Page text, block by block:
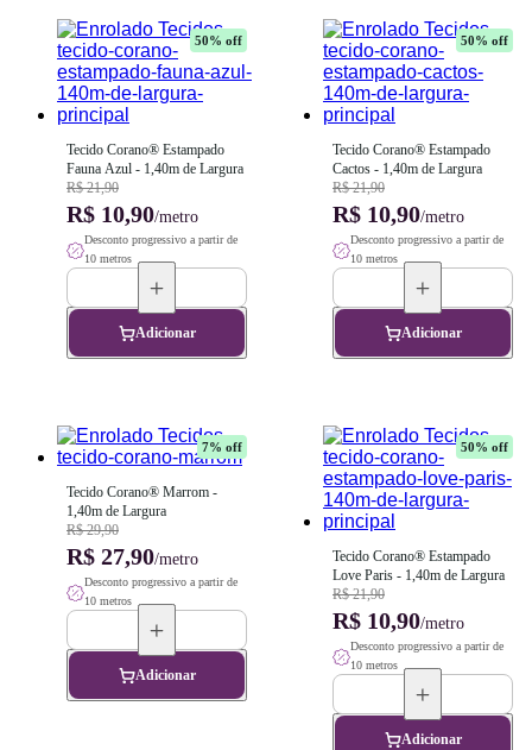
50% off
Tecido Corano® Estampado
Fauna Azul - 1,40m de Largura
R$ 21,90
R$ 10,90/metro
Desconto progressivo a partir de
10 metros
Adicionar
50% off
Tecido Corano® Estampado
Cactos - 1,40m de Largura
R$ 21,90
R$ 10,90/metro
Desconto progressivo a partir de
10 metros
Adicionar
7% off
Tecido Corano® Marrom -
1,40m de Largura
R$ 29,90
R$ 27,90/metro
Desconto progressivo a partir de
10 metros
Adicionar
50% off
Tecido Corano® Estampado
Love Paris - 1,40m de Largura
R$ 21,90
R$ 10,90/metro
Desconto progressivo a partir de
10 metros
Adicionar